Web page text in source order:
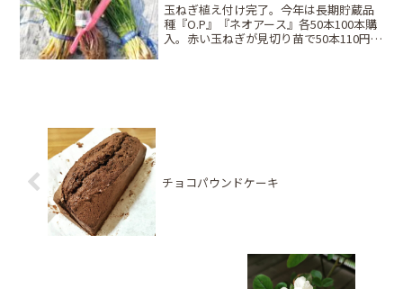
玉ねぎ植え付け完了。今年は長期貯蔵品
種『O.P』『ネオアース』各50本100本購
入。赤い玉ねぎが見切り苗で50本110円
チョコパウンドケーキ